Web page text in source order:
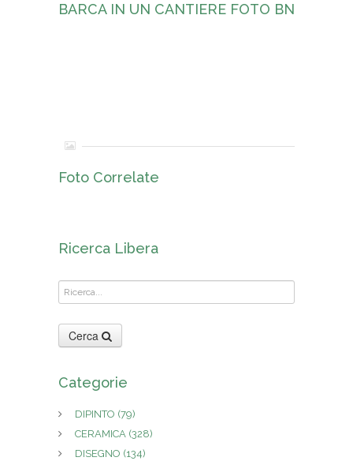
BARCA IN UN CANTIERE FOTO BN
Foto Correlate
Ricerca Libera
Cerca
Categorie
DIPINTO (79)
CERAMICA (328)
DISEGNO (134)